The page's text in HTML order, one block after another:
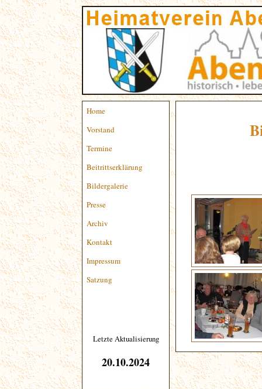
Home
Vorstand
Termine
Beitrittserklärung
Bildergalerie
Presse
Archiv
Kontakt
Impressum
Satzung
Letzte Aktualisierung
20.10.2024